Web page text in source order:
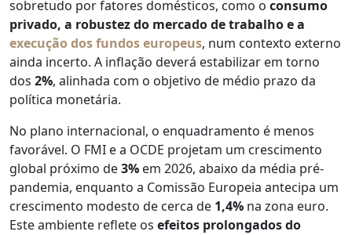
sobretudo por fatores domésticos, como o consumo
privado, a robustez do mercado de trabalho e a
execução dos fundos europeus, num contexto externo
ainda incerto. A inflação deverá estabilizar em torno
dos 2%, alinhada com o objetivo de médio prazo da
política monetária.
No plano internacional, o enquadramento é menos
favorável. O FMI e a OCDE projetam um crescimento
global próximo de3% em 2026, abaixo da média pré-
pandemia, enquanto a Comissão Europeia antecipa um
crescimento modesto de cerca de 1,4% na zona euro.
Este ambiente reflete os efeitos prolongados do